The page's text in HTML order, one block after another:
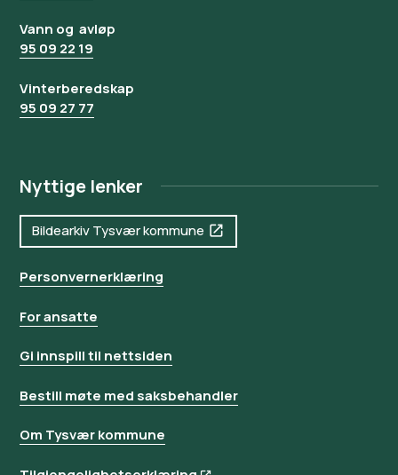
Vann og avløp
95 09 22 19
Vinterberedskap
95 09 27 77
Nyttige lenker
Bildearkiv Tysvær kommune
Personvernerklæring
For ansatte
Gi innspill til nettsiden
Bestill møte med saksbehandler
Om Tysvær kommune